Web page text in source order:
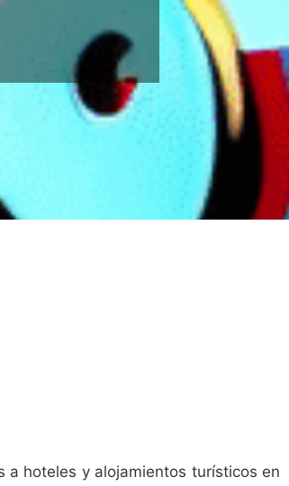
a hoteles y alojamientos turísticos en